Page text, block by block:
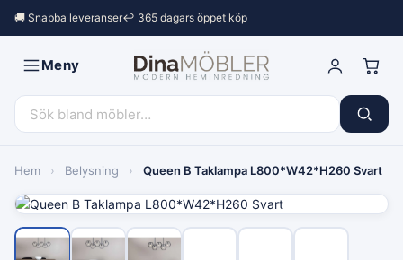
🚚 Snabba leveranser↩︎ 365 dagars öppet köp
Meny
Hem › Belysning › Queen B Taklampa L800*W42*H260 Svart